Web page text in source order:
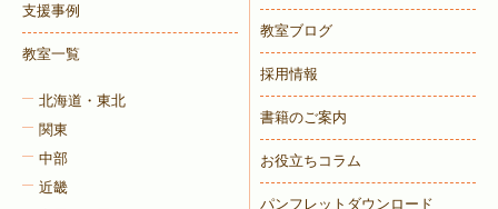
支援事例
教室一覧
北海道・東北
関東
中部
近畿
教室ブログ
採用情報
書籍のご案内
お役立ちコラム
パンフレットダウンロード